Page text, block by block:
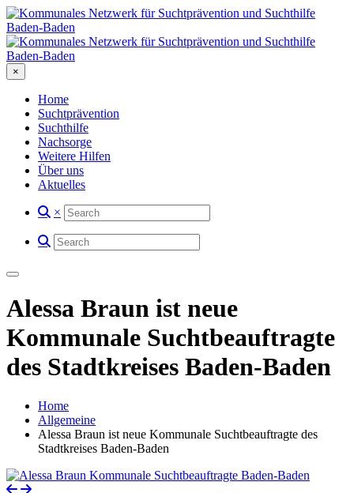
×
Home
Suchtprävention
Suchthilfe
Nachsorge
Weitere Hilfen
Über uns
Aktuelles
×
Alessa Braun ist neue
Kommunale Suchtbeauftragte
des Stadtkreises Baden-Baden
Home
Allgemeine
Alessa Braun ist neue Kommunale Suchtbeauftragte des
Stadtkreises Baden-Baden